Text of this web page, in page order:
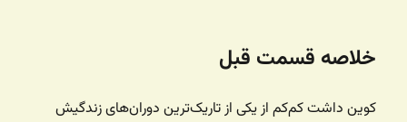
خلاصه قسمت قبل
کوین داشت کم‌کم از یکی از تاریک‌ترین دوران‌های زندگیش